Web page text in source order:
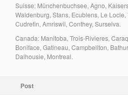
Suisse: Münchenbuchsee, Agno,
Waldenburg, Stans, Ecublens, Le
Cudrefin, Amriswil, Conthey, Surselva.
Canada: Manitoba, Trois-Rivieres,
Boniface, Gatineau, Campbellton,
Dalhousie, Montreal.
Post